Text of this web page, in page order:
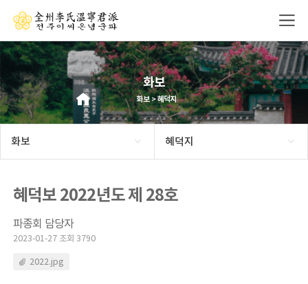
화보
화보 > 혜덕지
화보 혜덕지
혜덕보 2022년도 제 28호
파종회 담당자
2023-01-27 조회 3790
2022.jpg